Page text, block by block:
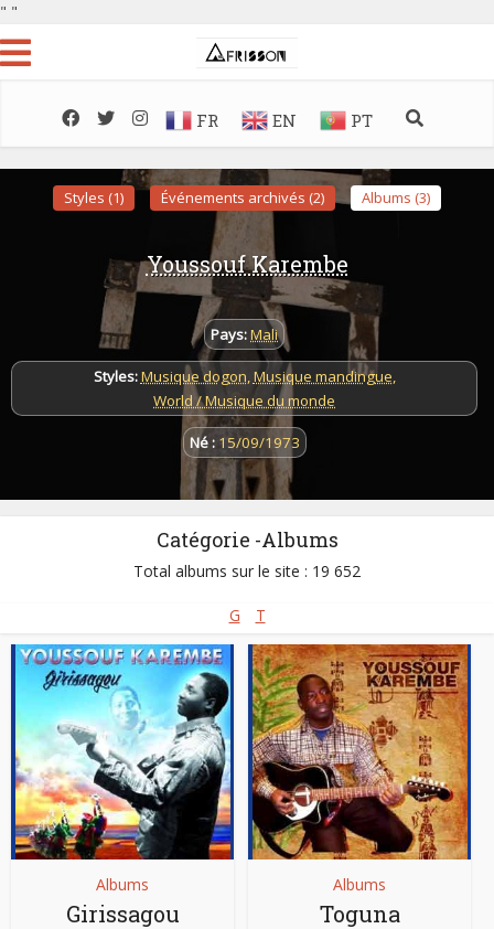
" "
FR EN PT
Styles (1) Événements archivés (2) Albums (3)
Youssouf Karembe
Pays:Mali
Styles:Musique dogon,Musique mandingue,
World / Musique du monde
Né : 15/09/1973
Catégorie -Albums
Total albums sur le site : 19 652
G T
Albums
Girissagou
Albums
Toguna